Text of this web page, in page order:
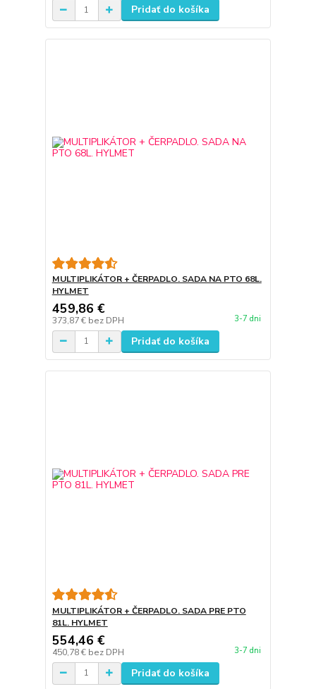
Pridať do košíka
MULTIPLIKÁTOR + ČERPADLO. SADA NA PTO 68L.
HYLMET
459,86 €
373,87 € bez DPH 3-7 dni
Pridať do košíka
MULTIPLIKÁTOR + ČERPADLO. SADA PRE PTO
81L. HYLMET
554,46 €
450,78 € bez DPH 3-7 dni
Pridať do košíka